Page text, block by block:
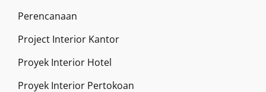
Perencanaan
Project Interior Kantor
Proyek Interior Hotel
Proyek Interior Pertokoan